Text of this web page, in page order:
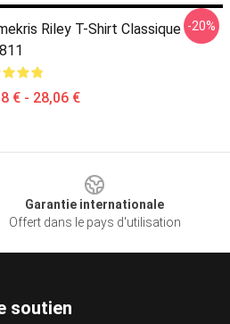
Riley T-Shirt Classique
€ - 28,06 €
-20%
Garantie internationale
Offert dans le pays d'utilisation
soutien